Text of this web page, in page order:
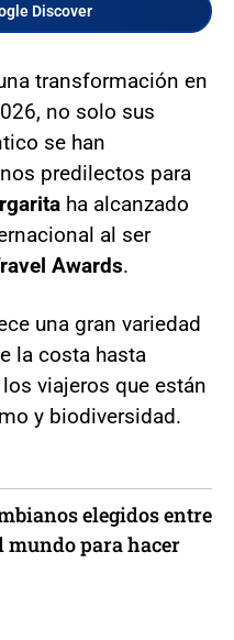
Discover
transformación en
no solo sus
se han
predilectos para
ha alcanzado
al ser
Awards.
una gran variedad
la costa hasta
viajeros que están
y biodiversidad.
elegidos entre
mundo para hacer